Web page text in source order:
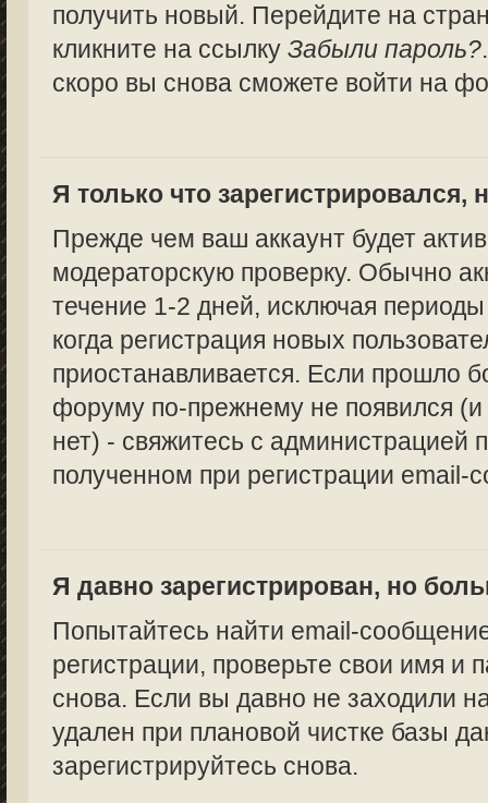
получить новый. Перейдите на
кликните на ссылкуЗабыли пароль?
скоро вы снова сможете войти на
Я только что зарегистрировался,
Прежде чем ваш аккаунт будет
модераторскую проверку. Обычно
течение 1-2 дней, исключая периоды
когда регистрация новых
приостанавливается. Если прошло
форуму по-прежнему не появился
нет) - свяжитесь с администрацией
полученном при регистрации email-
Я давно зарегистрирован, но
Попытайтесь найти email-
регистрации, проверьте свои имя и
снова. Если вы давно не заходили
удален при плановой чистке базы
зарегистрируйтесь снова.